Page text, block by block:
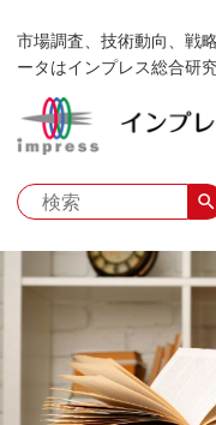
ン
ン
市場調査、技術動向、戦
ータはインプレス総合研
search